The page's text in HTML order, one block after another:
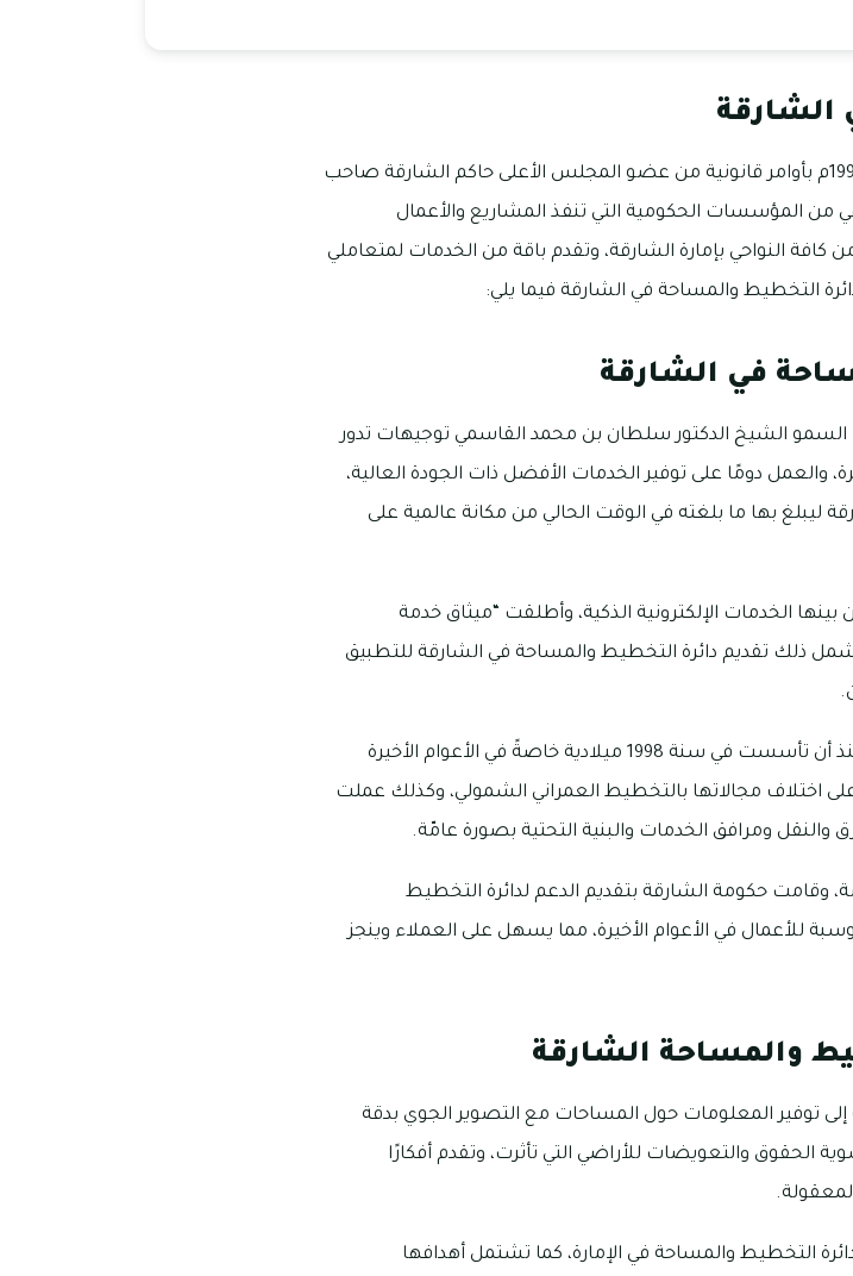
الشارقة
أنشئت دائرة التخطيط والمساحة في الشارقة سنة 1998م بأوامر قانونية من عضو المجلس الأعلى حاكم الشارقة صاحب
المؤسسات الحكومية التي تنفذ المشاريع والأعمال
كافة النواحي بإمارة الشارقة، وتقدم باقة من الخدمات لمتعاملي
التخطيط والمساحة في الشارقة فيما يلي:
في الشارقة
الشيخ الدكتور سلطان بن محمد القاسمي توجيهات تدور
والعمل دومًا على توفير الخدمات الأفضل ذات الجودة العالية،
ليبلغ بها ما بلغته في الوقت الحالي من مكانة عالمية على
الخدمات الإلكترونية الذكية، وأطلقت “ميثاق خدمة
ذلك تقديم دائرة التخطيط والمساحة في الشارقة للتطبيق
يوضح ذلك الإنجازات والنجاحات التي حققتها الدائرة منذ أن تأسست في سنة 1998 ميلادية خاصةً في الأعوام الأخيرة
اختلاف مجالاتها بالتخطيط العمراني الشمولي، وكذلك عملت
ومرافق الخدمات والبنية التحتية بصورة عامّة.
وقامت حكومة الشارقة بتقديم الدعم لدائرة التخطيط
للأعمال في الأعوام الأخيرة، مما يسهل على العملاء وينجز
والمساحة الشارقة
توفير المعلومات حول المساحات مع التصوير الجوي بدقة
الحقوق والتعويضات للأراضي التي تأثرت، وتقدم أفكارًا
التخطيط والمساحة في الإمارة، كما تشتمل أهدافها